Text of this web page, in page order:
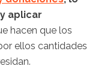
aplicar
hacen que los
ellos cantidades